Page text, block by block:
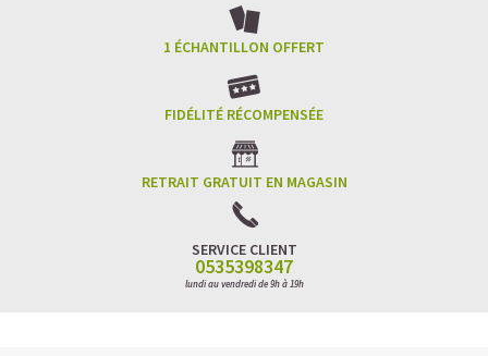
1 ÉCHANTILLON OFFERT
FIDÉLITÉ RÉCOMPENSÉE
RETRAIT GRATUIT EN MAGASIN
SERVICE CLIENT
0535398347
lundi au vendredi de 9h à 19h